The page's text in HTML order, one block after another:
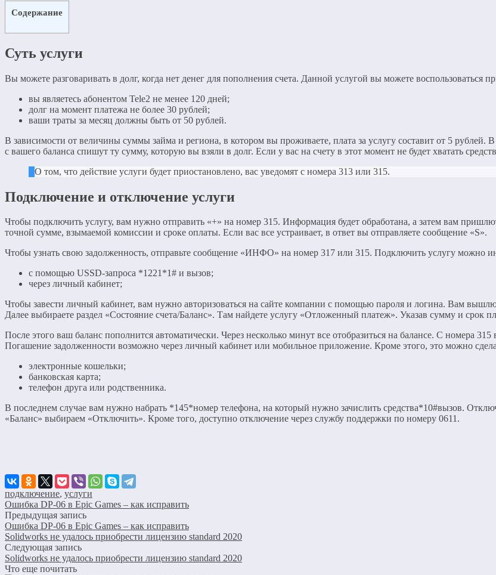
Содержание
Суть услуги
Вы можете разговаривать в долг, когда нет денег для пополнения счета. Данной услугой вы можете воспользоваться
вы являетесь абонентом Tele2 не менее 120 дней;
долг на момент платежа не более 30 рублей;
ваши траты за месяц должны быть от 50 рублей.
В зависимости от величины суммы займа и региона, в котором вы проживаете, плата за услугу составит от 5 рублей.
с вашего баланса спишут ту сумму, которую вы взяли в долг. Если у вас на счету в этот момент не будет хватать
О том, что действие услуги будет приостановлено, вас уведомят с номера 313 или 315.
Подключение и отключение услуги
Чтобы подключить услугу, вам нужно отправить «+» на номер 315. Информация будет обработана, а затем вам
точной сумме, взымаемой комиссии и сроке оплаты. Если вас все устраивает, в ответ вы отправляете сообщение «S».
Чтобы узнать свою задолженность, отправьте сообщение «ИНФО» на номер 317 или 315. Подключить услугу можно
с помощью USSD-запроса *1221*1# и вызов;
через личный кабинет;
Чтобы завести личный кабинет, вам нужно авторизоваться на сайте компании с помощью пароля и логина. Вам
Далее выбираете раздел «Состояние счета/Баланс». Там найдете услугу «Отложенный платеж». Указав сумму и срок
После этого ваш баланс пополнится автоматически. Через несколько минут все отобразиться на балансе. С номера
Погашение задолженности возможно через личный кабинет или мобильное приложение. Кроме этого, это можно
электронные кошельки;
банковская карта;
телефон друга или родственника.
В последнем случае вам нужно набрать *145*номер телефона, на который нужно зачислить средства*10#вызов.
«Баланс» выбираем «Отключить». Кроме того, доступно отключение через службу поддержки по номеру 0611.
подключение, услуги
Ошибка DP-06 в Epic Games – как исправить
Предыдущая запись
Ошибка DP-06 в Epic Games – как исправить
Solidworks не удалось приобрести лицензию standard 2020
Следующая запись
Solidworks не удалось приобрести лицензию standard 2020
Что еще почитать